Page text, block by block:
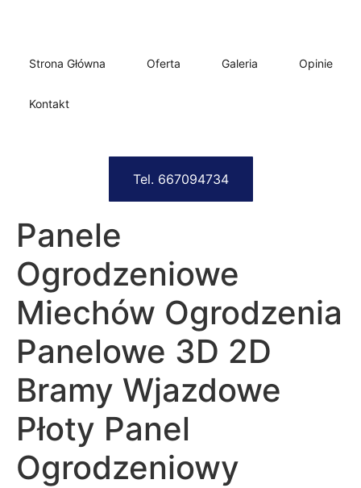
Strona Główna Oferta Galeria Opinie
Kontakt
Tel. 667094734
Panele
Ogrodzeniowe
Miechów Ogrodzenia
Panelowe 3D 2D
Bramy Wjazdowe
Płoty Panel
Ogrodzeniowy